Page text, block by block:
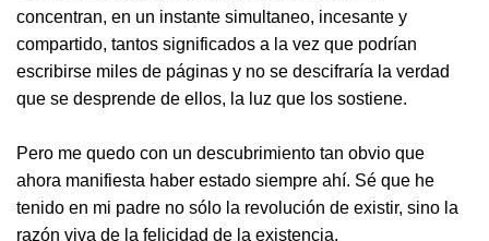
concentran, en un instante simultaneo, incesante y
compartido, tantos significados a la vez que podrían
escribirse miles de páginas y no se descifraría la verdad
que se desprende de ellos, la luz que los sostiene.
Pero me quedo con un descubrimiento tan obvio que
ahora manifiesta haber estado siempre ahí. Sé que he
tenido en mi padre no sólo la revolución de existir, sino la
razón viva de la felicidad de la existencia.